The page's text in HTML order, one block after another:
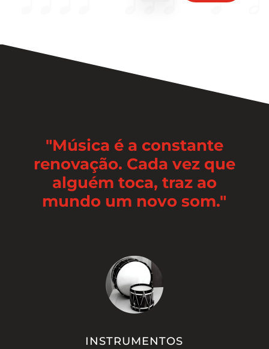
"Música é a constante
renovação. Cada vez que
alguém toca, traz ao
mundo um novo som."
INSTRUMENTOS